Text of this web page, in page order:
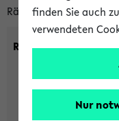
Räumen mit
Raumkriterien:
finden Sie auch
verwendeten
Nur